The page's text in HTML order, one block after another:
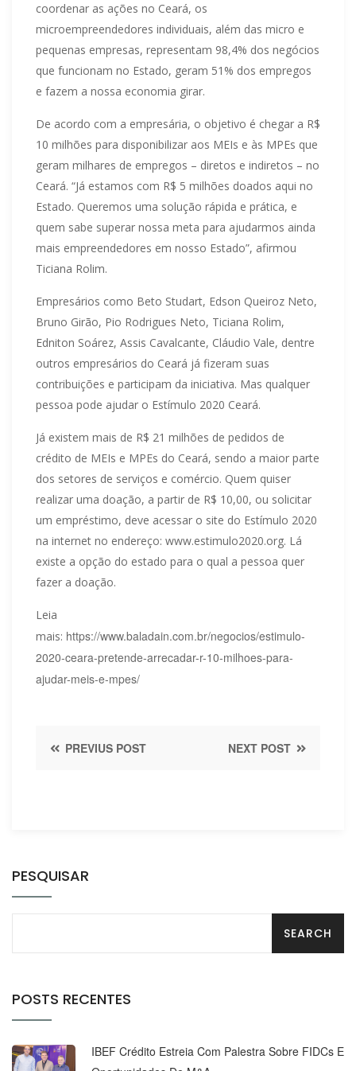
coordenar as ações no Ceará, os
microempreendedores individuais, além das micro e
pequenas empresas, representam 98,4% dos negócios
que funcionam no Estado, geram 51% dos empregos
e fazem a nossa economia girar.
De acordo com a empresária, o objetivo é chegar a R$
10 milhões para disponibilizar aos MEIs e às MPEs que
geram milhares de empregos – diretos e indiretos – no
Ceará. “Já estamos com R$ 5 milhões doados aqui no
Estado. Queremos uma solução rápida e prática, e
quem sabe superar nossa meta para ajudarmos ainda
mais empreendedores em nosso Estado”, afirmou
Ticiana Rolim.
Empresários como Beto Studart, Edson Queiroz Neto,
Bruno Girão, Pio Rodrigues Neto, Ticiana Rolim,
Edniton Soárez, Assis Cavalcante, Cláudio Vale, dentre
outros empresários do Ceará já fizeram suas
contribuições e participam da iniciativa. Mas qualquer
pessoa pode ajudar o Estímulo 2020 Ceará.
Já existem mais de R$ 21 milhões de pedidos de
crédito de MEIs e MPEs do Ceará, sendo a maior parte
dos setores de serviços e comércio. Quem quiser
realizar uma doação, a partir de R$ 10,00, ou solicitar
um empréstimo, deve acessar o site do Estímulo 2020
na internet no endereço: www.estimulo2020.org. Lá
existe a opção do estado para o qual a pessoa quer
fazer a doação.
Leia
mais: https://www.baladain.com.br/negocios/estimulo-
2020-ceara-pretende-arrecadar-r-10-milhoes-para-
ajudar-meis-e-mpes/
PREVIUS POST NEXT POST
PESQUISAR
POSTS RECENTES
IBEF Crédito Estreia Com Palestra Sobre FIDCs E